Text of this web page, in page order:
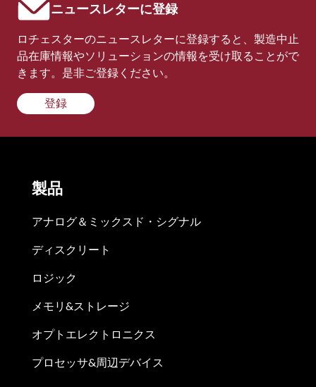
ニュースレターに登録
ロチェスターのニュースレターに登録すると、製造中止
品在庫情報やソリューションの情報を受け取ることがで
きます。是非ご登録ください。
登録
製品
アナログ＆ミックスド・シグナル
ディスクリート
ロジック
メモリ&ストレージ
オプトエレクトロニクス
プロセッサ&周辺デバイス